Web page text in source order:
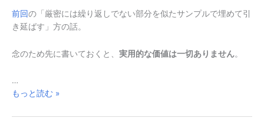
ロ
ー
パ
フ
ル
タ
前回の「厳密には繰り返しでない部分を似たサンプルで埋めて引
き延ばす」方の話。
念のため先に書いておくと、 実用的な価値は一切ありません。
…
MUCOM88
全
もっと読む »